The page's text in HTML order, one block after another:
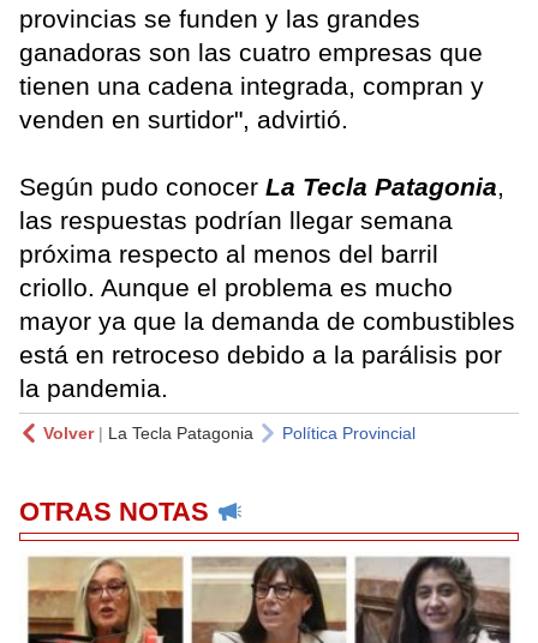
provincias se funden y las grandes
ganadoras son las cuatro empresas que
tienen una cadena integrada, compran y
venden en surtidor", advirtió.
Según pudo conocer La Tecla Patagonia,
las respuestas podrían llegar semana
próxima respecto al menos del barril
criollo. Aunque el problema es mucho
mayor ya que la demanda de combustibles
está en retroceso debido a la parálisis por
la pandemia.
Volver| La Tecla Patagonia Política Provincial
OTRAS NOTAS